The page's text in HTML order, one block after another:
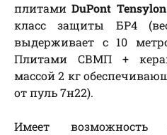
плитамиDuPont
класс защиты БР4
выдерживает с 10
Плитами СВМП +
массой 2 кг
от пуль 7н22).
Имеет возможность